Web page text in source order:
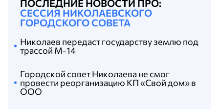
ПОСЛЕДНИЕ НОВОСТИ ПРО:
СЕССИЯ НИКОЛАЕВСКОГО
ГОРОДСКОГО СОВЕТА
Городской совет Николаева не смог
провести реорганизацию КП «Свой дом» в
ООО
Николаев передаст государству землю под
трассой М-14